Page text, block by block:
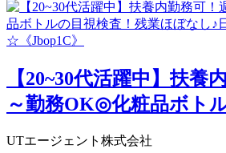
【20~30代活躍中】扶養
～勤務OK◎化粧品ボト
UTエージェント株式会社